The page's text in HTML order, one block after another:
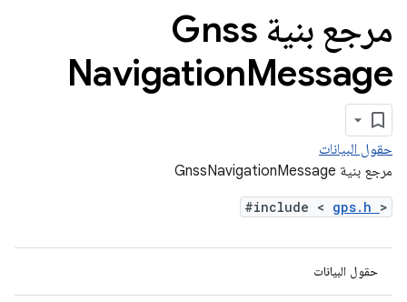
مرجع بنية Gnss
NavigationMessage
حقول البيانات
مرجع بنية GnssNavigationMessage
#include < gps.h >
حقول البيانات